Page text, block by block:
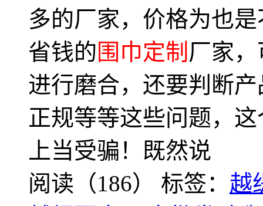
多的厂家，价格为也
省钱的围巾定制 厂家
进行磨合，还要判断
正规等等这些问题，
上当受骗！既然说
阅读（186） 标签： 越